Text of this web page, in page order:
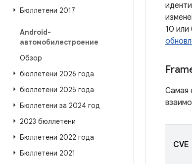
Бюллетени 2017
Android-
автомобилестроение
Обзор
бюллетени 2026 года
бюллетени 2025 года
Бюллетени за 2024 год
2023 бюллетени
Бюллетени 2022 года
Бюллетени 2021
10 или
Самая
CVE